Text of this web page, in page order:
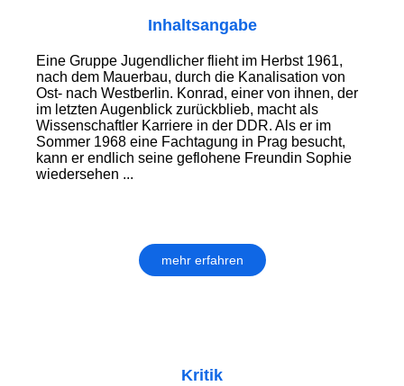
Inhaltsangabe
Eine Gruppe Jugendlicher flieht im Herbst 1961,
nach dem Mauerbau, durch die Kanalisation von
Ost- nach Westberlin. Konrad, einer von ihnen, der
im letzten Augenblick zurückblieb, macht als
Wissenschaftler Karriere in der DDR. Als er im
Sommer 1968 eine Fachtagung in Prag besucht,
kann er endlich seine geflohene Freundin Sophie
wiedersehen ...
mehr erfahren
Kritik